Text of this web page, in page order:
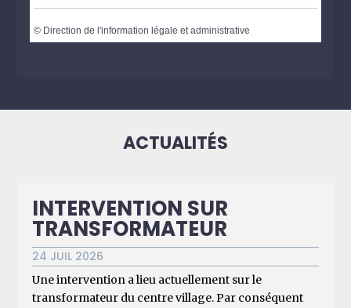
© Direction de l'information légale et administrative
ACTUALITÉS
INTERVENTION SUR
TRANSFORMATEUR
24 JUIL 2026
Une intervention a lieu actuellement sur le
transformateur du centre village. Par conséquent